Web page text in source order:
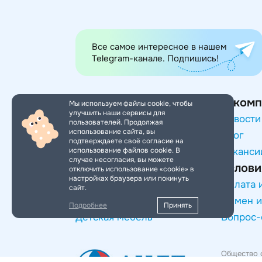
Все самое интересное в нашем
Telegram-канале. Подпишись!
Категории товаров
Игры и игрушки
Товары для малышей
Транспорт для детей
Сезонные товары
Спорт и отдых
Хобби и творчество
Детская мебель
О
Новости
Блог
Оплата
Обмен
Вопрос-
Общество
Мы используем файлы cookie, чтобы
улучшить наши сервисы для
пользователей. Продолжая
использование сайта, вы
подтверждаете своё согласие на
использование файлов cookie. В
случае несогласия, вы можете
отключить использование «cookie» в
настройках браузера или покинуть
сайт.
Подробнее
Принять